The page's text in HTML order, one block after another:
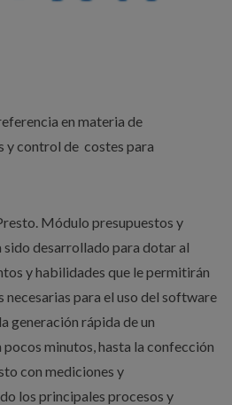
en materia de
y control de costes para
Módulo presupuestos y
sido desarrollado para dotar al
y habilidades que le permitirán
para el uso del software
generación rápida de un
minutos, hasta la confección
con mediciones y
los principales procesos y